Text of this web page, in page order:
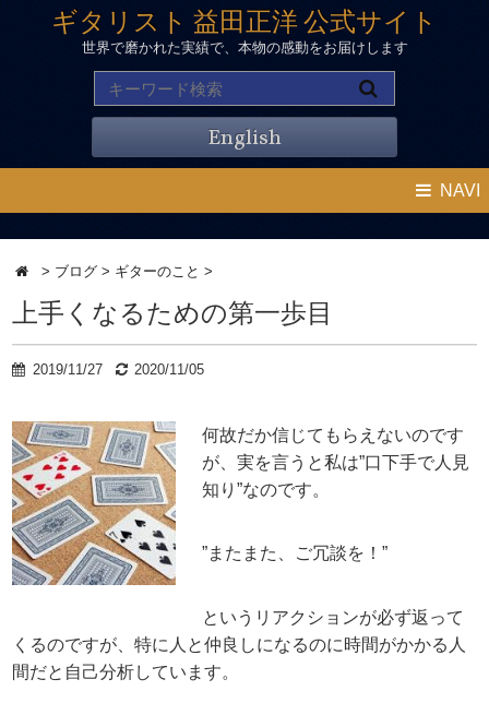
ギタリスト 益田正洋 公式サイト
世界で磨かれた実績で、本物の感動をお届けします
English
NAVI
> ブログ > ギターのこと >
上手くなるための第一歩目
2019/11/27 2020/11/05
何故だか信じてもらえないのです
が、実を言うと私は”口下手で人見
知り”なのです。
”またまた、ご冗談を！”
というリアクションが必ず返って
くるのですが、特に人と仲良しになるのに時間がかかる人
間だと自己分析しています。